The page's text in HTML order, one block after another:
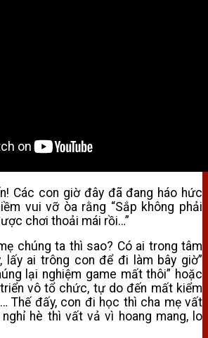
Các con giờ đây đã đang háo hức
vui vỡ òa rằng “Sắp không phải
chơi thoải mái rồi…”
chúng ta thì sao? Có ai trong tâm
lấy ai trông con để đi làm bây giờ”
lại nghiệm game mất thôi” hoặc
vô tổ chức, tự do đến mất kiểm
Thế đấy, con đi học thì cha mẹ vất
hè thì vất vả vì hoang mang, lo